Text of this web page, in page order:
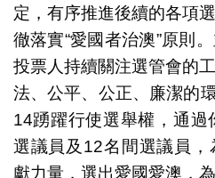
定，有序推進後續的各項
徹落實“愛國者治澳”原則
投票人持續關注選管會的
法、公平、公正、廉潔的
14踴躍行使選舉權，通過
選議員及12名間選議員
獻力量，選出愛國愛澳，